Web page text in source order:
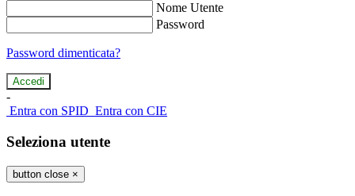
Nome Utente
Password
Password dimenticata?
-
Entra con SPID Entra con CIE
Seleziona utente
button close ×